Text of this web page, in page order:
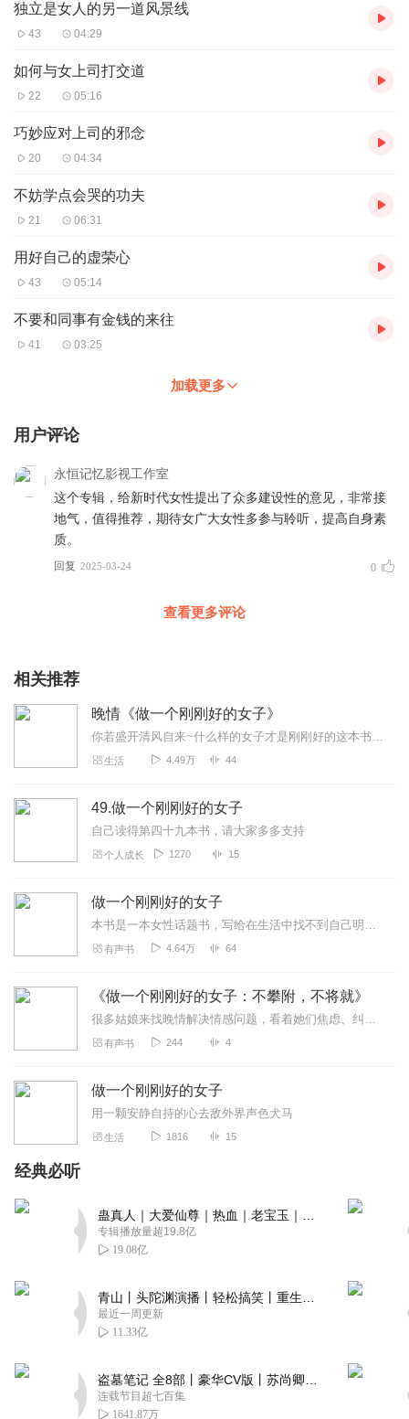
独立是女人的另一道风景线
43 04:29
如何与女上司打交道
22 05:16
巧妙应对上司的邪念
20 04:34
不妨学点会哭的功夫
21 06:31
用好自己的虚荣心
43 05:14
不要和同事有金钱的来往
41 03:25
加载更多
用户评论
永恒记忆影视工作室
这个专辑，给新时代女性提出了众多建设性的意见，非常接
地气，值得推荐，期待女广大女性多参与聆听，提高自身素
质。
回复 2025-03-24 0
查看更多评论
相关推荐
晚情《做一个刚刚好的女子》
你若盛开清风自来~什么样的女子才是刚刚好的这本书会告诉你答案。一个刚刚好的女子，应该是不攀附不将就的，应该是不迷茫不低头的，应该是不虚荣不浮躁的，应该是不自卑...
生活 4.49万 44
49.做一个刚刚好的女子
自己读得第四十九本书，请大家多多支持
个人成长 1270 15
做一个刚刚好的女子
本书是一本女性话题书，写给在生活中找不到自己明确定位的女孩。书中涵盖了成长、修养、爱情、婚姻、家庭、事业等诸多方面，用小故事讲述大道理，故事取材真实，贴近生活。
有声书 4.64万 64
《做一个刚刚好的女子：不攀附，不将就》
很多姑娘来找晚情解决情感问题，看着她们焦虑、纠结、担忧的样子，她希望能用自己的文字带她们走出困境，找回自己，以自己喜欢的方式过一生。亲爱的姑娘，愿我们的成长，不...
有声书 244 4
做一个刚刚好的女子
用一颗安静自持的心去敌外界声色犬马
生活 1816 15
经典必听
专辑播放量超19.8亿
19.08亿
最近一周更新
11.33亿
连载节目超七百集
1641.87万